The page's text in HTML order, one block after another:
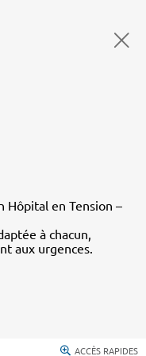
Hôpital en Tension –
à chacun,
aux urgences.
ACCÈS RAPIDES